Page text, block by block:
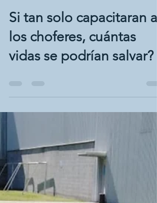
SPC Academy
26 nov 2018
0 min de lectura
Si tan solo capacitaran a
los choferes, cuántas